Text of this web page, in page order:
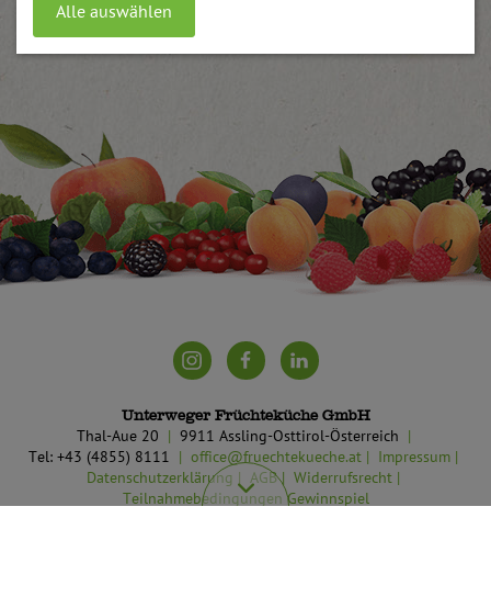
Alle auswählen
Unterweger Früchteküche GmbH
Thal-Aue 20
9911 Assling-Osttirol-Österreich
Tel: +43 (4855) 8111
office@fruechtekueche.at
Impressum
Datenschutzerklärung
AGB
Widerrufsrecht
Teilnahmebedingungen Gewinnspiel